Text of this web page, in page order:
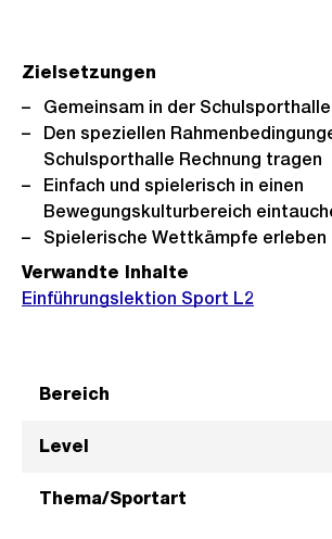
Zielsetzungen
Gemeinsam in der
Den speziellen
Schulsporthalle Rechnung tragen
Einfach und spielerisch in einen
Bewegungskulturbereich
Spielerische Wettkämpfe erleben
Verwandte Inhalte
Einführungslektion Sport L2
Bereich
Level
Thema/Sportart